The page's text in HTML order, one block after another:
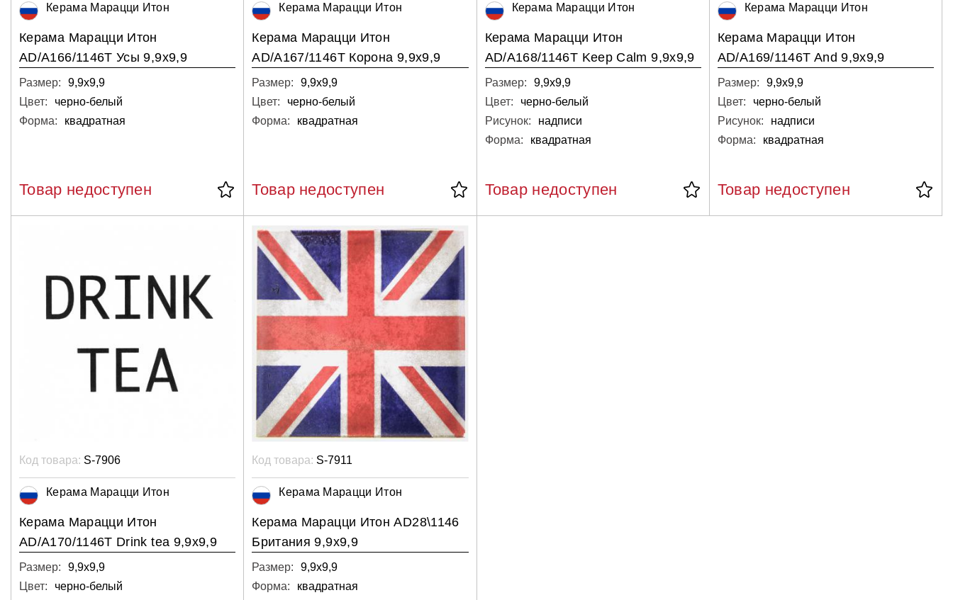
Керама Марацци Итон
Керама Марацци Итон
AD/A166/1146T Усы 9,9х9,9
Размер:
9,9х9,9
Цвет:
черно-белый
Форма:
квадратная
Товар недоступен
Керама Марацци Итон
Керама Марацци Итон
AD/A167/1146T Корона 9,9х9,9
Размер:
9,9х9,9
Цвет:
черно-белый
Форма:
квадратная
Товар недоступен
Керама Марацци Итон
Керама Марацци Итон
AD/A168/1146T Keep Calm 9,9х9,9
Размер:
9,9х9,9
Цвет:
черно-белый
Рисунок:
надписи
Форма:
квадратная
Товар недоступен
Керама Марацци Итон
Керама Марацци Итон
AD/A169/1146T And 9,9х9,9
Размер:
9,9х9,9
Цвет:
черно-белый
Рисунок:
надписи
Форма:
квадратная
Товар недоступен
Код товара: S-7906
Керама Марацци Итон
Керама Марацци Итон
AD/A170/1146T Drink tea 9,9х9,9
Размер:
9,9х9,9
Цвет:
черно-белый
Код товара: S-7911
Керама Марацци Итон
Керама Марацци Итон AD28\1146
Британия 9,9х9,9
Размер:
9,9х9,9
Форма:
квадратная